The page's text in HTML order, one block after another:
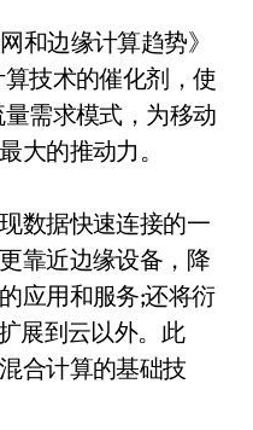
和边缘计算趋势》
技术的催化剂，使
需求模式，为移动
大的推动力。
数据快速连接的一
靠近边缘设备，降
应用和服务;还将衍
展到云以外。此
合计算的基础技